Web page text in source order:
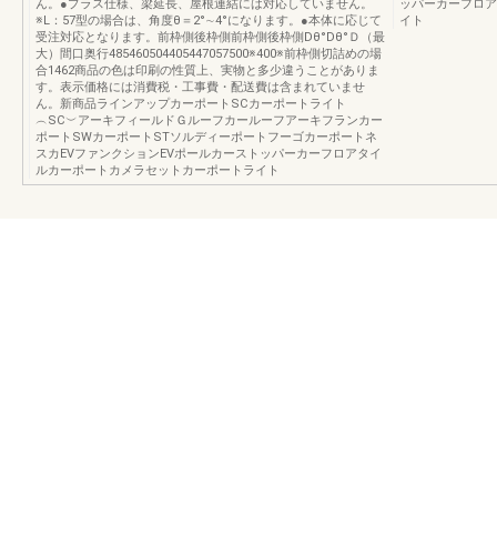
ん。●プラス仕様、梁延長、屋根連結には対応していません。
※L：57型の場合は、角度θ＝2°∼4°になります。●本体に応じて
受注対応となります。前枠側後枠側前枠側後枠側Dθ°Dθ°Ｄ（最
大）間口奥行485460504405447057500※400※前枠側切詰めの場
合1462商品の色は印刷の性質上、実物と多少違うことがありま
す。表示価格には消費税・工事費・配送費は含まれていませ
ん。新商品ラインアップカーポートSCカーポートライト
︵SC︶アーキフィールドＧルーフカールーフアーキフランカー
ポートSWカーポートSTソルディーポートフーゴカーポートネ
スカEVファンクションEVポールカーストッパーカーフロアタイ
ルカーポートカメラセットカーポートライト
ッパーカーフロ
イト